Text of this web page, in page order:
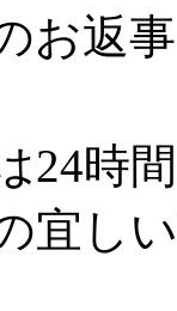
お返
24時
宜し